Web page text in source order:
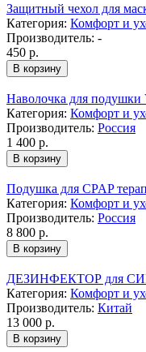
Защитный чехол для
Категория: Комфорт и
Производитель: -
450 р.
Наволочка для подушки
Категория: Комфорт и
Производитель: Россия
1 400 р.
Подушка для CPAP
Категория: Комфорт и
Производитель: Россия
8 800 р.
ДЕЗИНФЕКТОР для
Категория: Комфорт и
Производитель: Китай
13 000 р.